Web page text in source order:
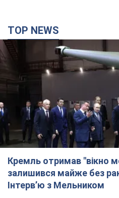
TOP NEWS
Кремль отримав "вікно
залишився майже без
Інтерв’ю з Мельником